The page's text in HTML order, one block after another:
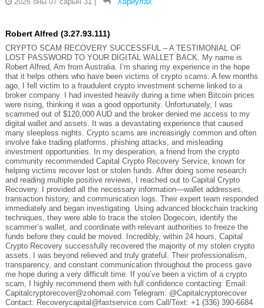
Robert Alfred (3.27.93.111)
CRYPTO SCAM RECOVERY SUCCESSFUL – A TESTIMONIAL OF
LOST PASSWORD TO YOUR DIGITAL WALLET BACK. My name is
Robert Alfred, Am from Australia. I’m sharing my experience in the hope
that it helps others who have been victims of crypto scams. A few months
ago, I fell victim to a fraudulent crypto investment scheme linked to a
broker company. I had invested heavily during a time when Bitcoin prices
were rising, thinking it was a good opportunity. Unfortunately, I was
scammed out of $120,000 AUD and the broker denied me access to my
digital wallet and assets. It was a devastating experience that caused
many sleepless nights. Crypto scams are increasingly common and often
involve fake trading platforms, phishing attacks, and misleading
investment opportunities. In my desperation, a friend from the crypto
community recommended Capital Crypto Recovery Service, known for
helping victims recover lost or stolen funds. After doing some research
and reading multiple positive reviews, I reached out to Capital Crypto
Recovery. I provided all the necessary information—wallet addresses,
transaction history, and communication logs. Their expert team responded
immediately and began investigating. Using advanced blockchain tracking
techniques, they were able to trace the stolen Dogecoin, identify the
scammer’s wallet, and coordinate with relevant authorities to freeze the
funds before they could be moved. Incredibly, within 24 hours, Capital
Crypto Recovery successfully recovered the majority of my stolen crypto
assets. I was beyond relieved and truly grateful. Their professionalism,
transparency, and constant communication throughout the process gave
me hope during a very difficult time. If you’ve been a victim of a crypto
scam, I highly recommend them with full confidence contacting: Email:
Capitalcryptorecover@zohomail.com Telegram: @Capitalcryptorecover
Contact: Recoverycapital@fastservice.com Call/Text: +1 (336) 390-6684